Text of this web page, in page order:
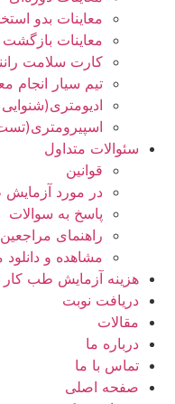
معاینات بدو
معاینات بازگشت
کارت سلامت
تیم سیار انجام
سئوالات متداول
قوانین
در مورد آزمایش
پاسخ به سوالات
راهنمای مراجعین
مشاهده و
هزینه آزمایش طب کار
دریافت نوبت
مقالات
درباره ما
تماس با ما
صفحه اصلی